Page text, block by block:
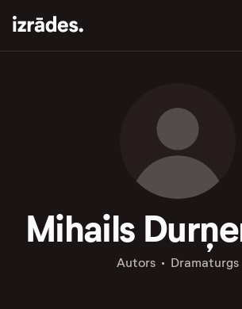
Mihails
Autors Dramaturgs